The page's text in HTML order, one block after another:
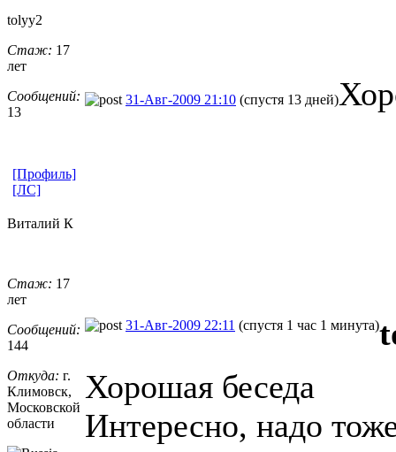
tolyy2
Стаж: 17
лет
Сообщений:
13
31-Авг-2009 21:10 (спустя 13 дней)
[Профиль]
[ЛС]
Виталий К
Стаж: 17
лет
Сообщений:
144
Откуда: г.
Климовск,
Московской
области
31-Авг-2009 22:11 (спустя 1 час 1 минута)
Хорошая беседа
Интересно, надо